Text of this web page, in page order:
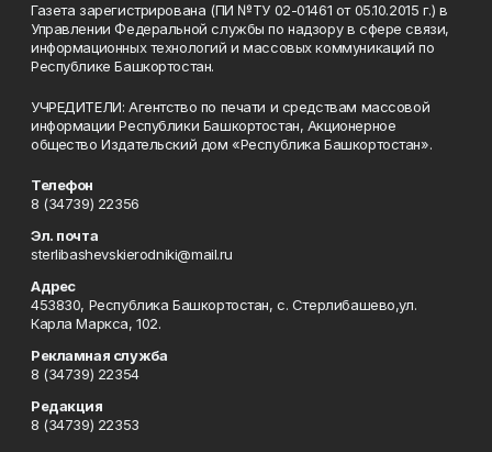
Газета зарегистрирована (ПИ №ТУ 02-01461 от 05.10.2015 г.) в
Управлении Федеральной службы по надзору в сфере связи,
информационных технологий и массовых коммуникаций по
Республике Башкортостан.
УЧРЕДИТЕЛИ: Агентство по печати и средствам массовой
информации Республики Башкортостан, Акционерное
общество Издательский дом «Республика Башкортостан».
Телефон
8 (34739) 22356
Эл. почта
sterlibashevskierodniki@mail.ru
Адрес
453830, Республика Башкортостан, c. Стерлибашево,ул.
Карла Маркса, 102.
Рекламная служба
8 (34739) 22354
Редакция
8 (34739) 22353